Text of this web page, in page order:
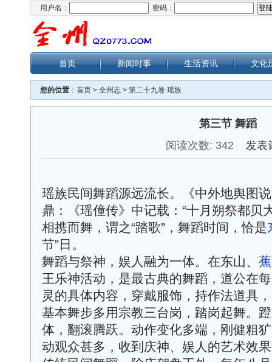
用户名： 密码：
首页 新闻时事 生活资讯 文化
您的位置 ： 首页 > 全州志 > 第二十九卷 瑶族
第三节 舞蹈
阅读次数: 342 发表
瑶族民间舞蹈源远流长。《中外地舆图
鼎：《瑶僮传》中记载：“十月朔祭都贝
相携而舞，谓之“踏歌”，舞蹈时间，恰是
节”日。
舞蹈与祭神，娱人融为一体。在东山、
王乐神活动，是最古典的舞蹈，道公在
灵的具体内容，穿戴服饰，持作法道具
基本舞步多用宗教三台岗，踏岗起舞。
体，翻滚腾跃。动作变化多端，刚健粗
动观众甚多，收到庆神、娱人的艺术效